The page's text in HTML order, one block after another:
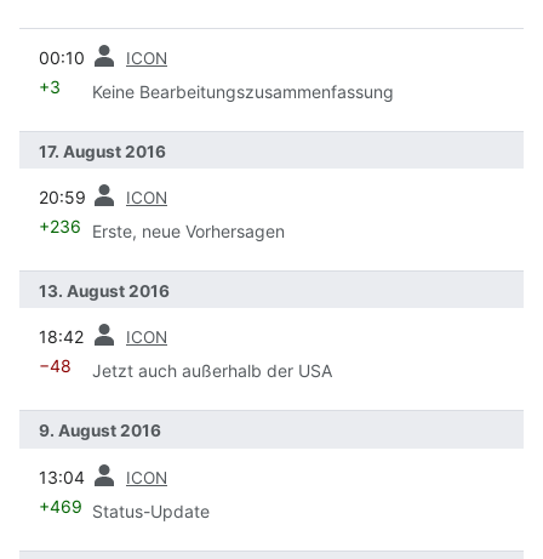
00:10 ICON
+3 Keine Bearbeitungszusammenfassung
17. August 2016
20:59 ICON
+236 Erste, neue Vorhersagen
13. August 2016
18:42 ICON
−48 Jetzt auch außerhalb der USA
9. August 2016
13:04 ICON
+469 Status-Update